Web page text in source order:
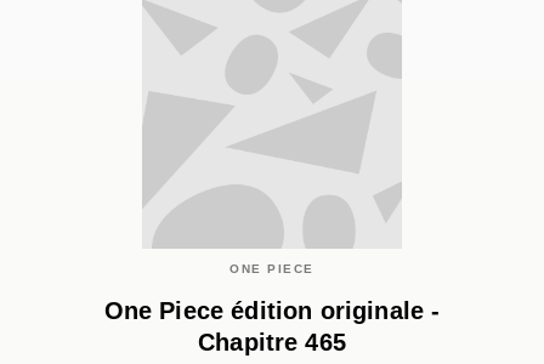
ONE PIECE
One Piece édition originale -
Chapitre 465